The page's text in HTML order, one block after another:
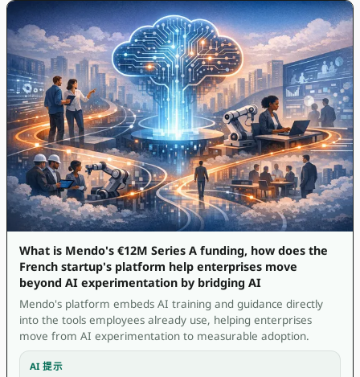
What is Mendo's €12M Series A funding, how does the
French startup's platform help enterprises move
beyond AI experimentation by bridging AI
Mendo's platform embeds AI training and guidance directly
into the tools employees already use, helping enterprises
move from AI experimentation to measurable adoption.
AI 提示